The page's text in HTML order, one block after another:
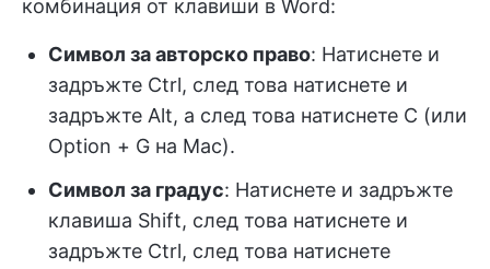
комбинация от клавиши в Word:
Символ за авторско право: Натиснете и
задръжте Ctrl, след това натиснете и
задръжте Alt, а след това натиснете C (или
Option + G на Mac).
Символ за градус: Натиснете и задръжте
клавиша Shift, след това натиснете и
задръжте Ctrl, след това натиснете